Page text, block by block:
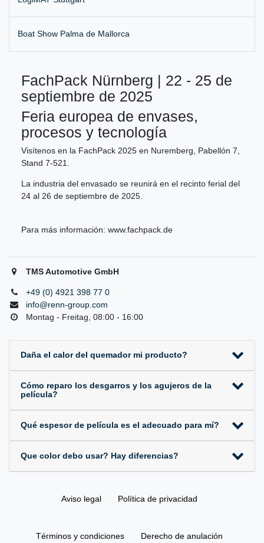
Boat Show Palma de Mallorca
FachPack Nürnberg | 22 - 25 de
septiembre de 2025
Feria europea de envases,
procesos y tecnología
Visítenos en la FachPack 2025 en Nuremberg, Pabellón 7,
Stand 7-521.
La industria del envasado se reunirá en el recinto ferial del
24 al 26 de septiembre de 2025.
Para más información: www.fachpack.de
TMS Automotive GmbH
+49 (0) 4921 398 77 0
info@renn-group.com
Montag - Freitag, 08:00 - 16:00
Daña el calor del quemador mi producto?
Cómo reparo los desgarros y los agujeros de la
película?
Qué espesor de película es el adecuado para mí?
Que color debo usar? Hay diferencias?
Aviso legal Política de privacidad
Términos y condiciones Derecho de anulación